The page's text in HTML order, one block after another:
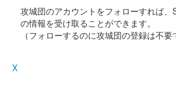
島原城 御城印 オシロボット 島
販売終了
MIXI_ANIMEのブースにて販売された「城
攻城団のアカウントをフォローすれば、
の情報を受け取ることができます。
（フォローするのに攻城団の登録は不要
X